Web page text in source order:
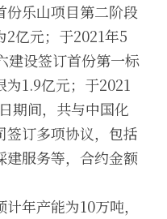
份乐山项目第二阶段
亿元；于2021年5
建设签订首份第一标
1.9亿元；于2021
期间，共与中国化
签订多项协议，包括
建服务等，合约金额
年产能为10万吨，